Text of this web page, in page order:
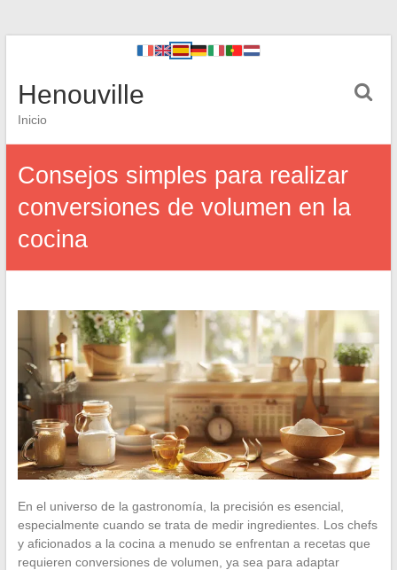
Henouville
Inicio
Consejos simples para realizar
conversiones de volumen en la
cocina
En el universo de la gastronomía, la precisión es esencial,
especialmente cuando se trata de medir ingredientes. Los chefs
y aficionados a la cocina a menudo se enfrentan a recetas que
requieren conversiones de volumen, ya sea para adaptar